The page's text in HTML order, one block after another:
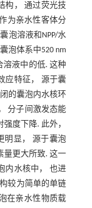
构， 通过荧光技
为亲水性客体分
泡溶液和NPP/水
泡体系中520 nm
溶液中的低. 这种
应特征， 源于囊
的囊泡内水核环
分子间激发态能
度下降. 此外，
明显， 源于囊泡
量更大所致. 这一
内水核中， 也进
较为简单的单链
泡在亲水性物质载